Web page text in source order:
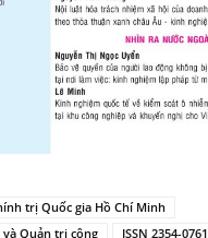
trị Quốc gia Hồ Chí Minh
và Quản trị công
ISSN 2354-0761